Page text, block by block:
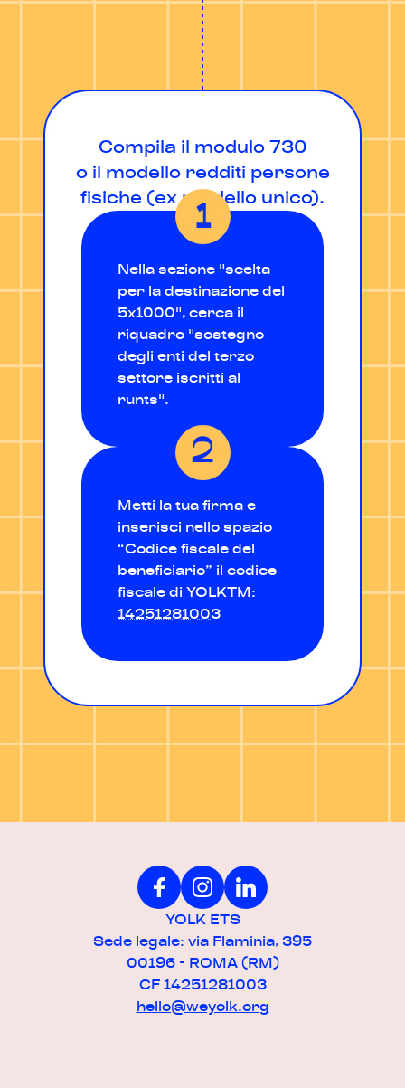
Compila il modulo 730
o il modello redditi persone
fisiche (ex modello unico).
Nella sezione "scelta
per la destinazione del
5x1000", cerca il
riquadro "sostegno
degli enti del terzo
settore iscritti al
runts".
Metti la tua firma e
inserisci nello spazio
“Codice fiscale del
beneficiario” il codice
fiscale di YOLKTM:
14251281003
YOLK ETS
Sede legale: via Flaminia, 395
00196 - ROMA (RM)
CF 14251281003
hello@weyolk.org